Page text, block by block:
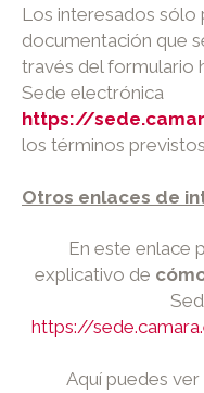
Los interesados sólo
documentación que
través del formulario
Sede electrónica
https://
los términos
Otros enlaces de
En este enlace
explicativo de
https://
Aquí puedes